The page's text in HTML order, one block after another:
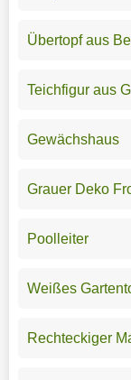
Übertopf aus
Teichfigur aus
Gewächshaus
Grauer Deko
Poolleiter
Weißes
Rechteckiger